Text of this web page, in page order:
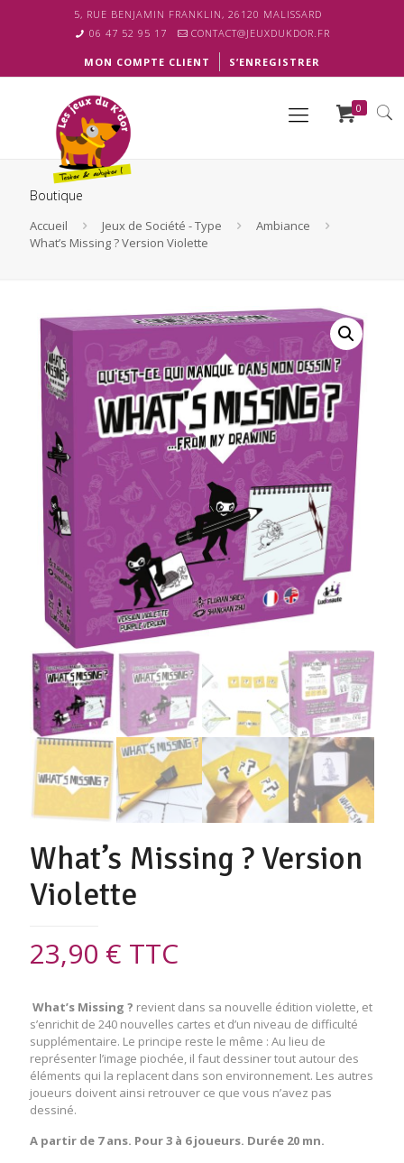
5, RUE BENJAMIN FRANKLIN, 26120 MALISSARD
06 47 52 95 17
CONTACT@JEUXDUKDOR.FR
MON COMPTE CLIENT S’ENREGISTRER
0
Boutique
Accueil Jeux de Société - Type
Ambiance
What’s Missing ? Version Violette
What’s Missing ? Version
Violette
23,90 € TTC
What’s Missing ? revient dans sa nouvelle édition violette, et
s’enrichit de 240 nouvelles cartes et d’un niveau de difficulté
supplémentaire. Le principe reste le même : Au lieu de
représenter l’image piochée, il faut dessiner tout autour des
éléments qui la replacent dans son environnement. Les autres
joueurs doivent ainsi retrouver ce que vous n’avez pas
dessiné.
A partir de 7 ans. Pour 3 à 6 joueurs. Durée 20 mn.